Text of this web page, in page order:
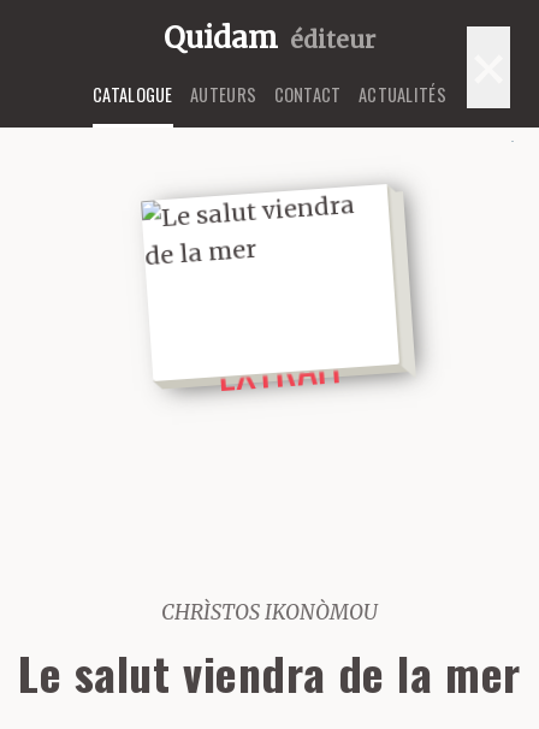
Quidam éditeur
CATALOGUE AUTEURS CONTACT ACTUALITÉS
EXTRAIT
CHRÌSTOS IKONÒMOU
Le salut viendra de la mer